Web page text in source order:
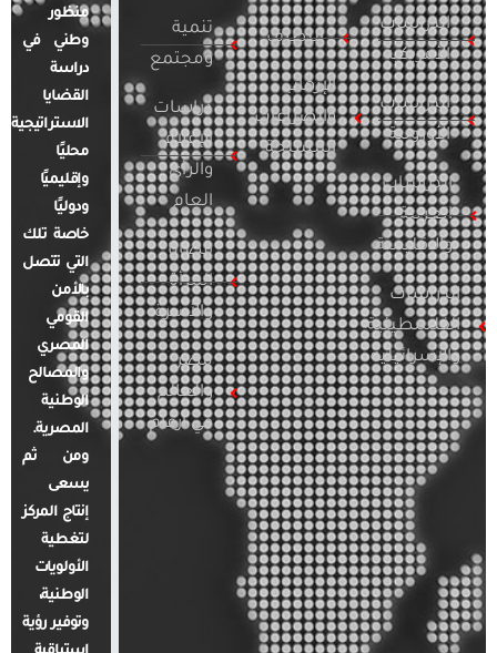
الدراسات
الأمريكية
الدراسات
الأوروبية
الدراسات
العربية
والإقليمية
الدراسات
الفلسطينية
والإسرائيلية
التطرف
الإرهاب
والصراعات
المسلحة
تنمية
ومجتمع
دراسات
الإعلام
والرأي
العام
قضايا
المرأة
والأسرة
مصر
والعالم
في أرقام
منظور
وطني في
دراسة
القضايا
الاستراتيجية
محليًا
وإقليميًا
ودوليًا
خاصة تلك
التي تتصل
بالأمن
القومي
المصري
والمصالح
الوطنية
المصرية.
ومن ثم
يسعى
إنتاج المركز
لتغطية
الأولويات
الوطنية،
وتوفير رؤية